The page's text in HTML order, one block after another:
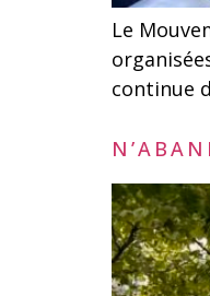
Le
continue